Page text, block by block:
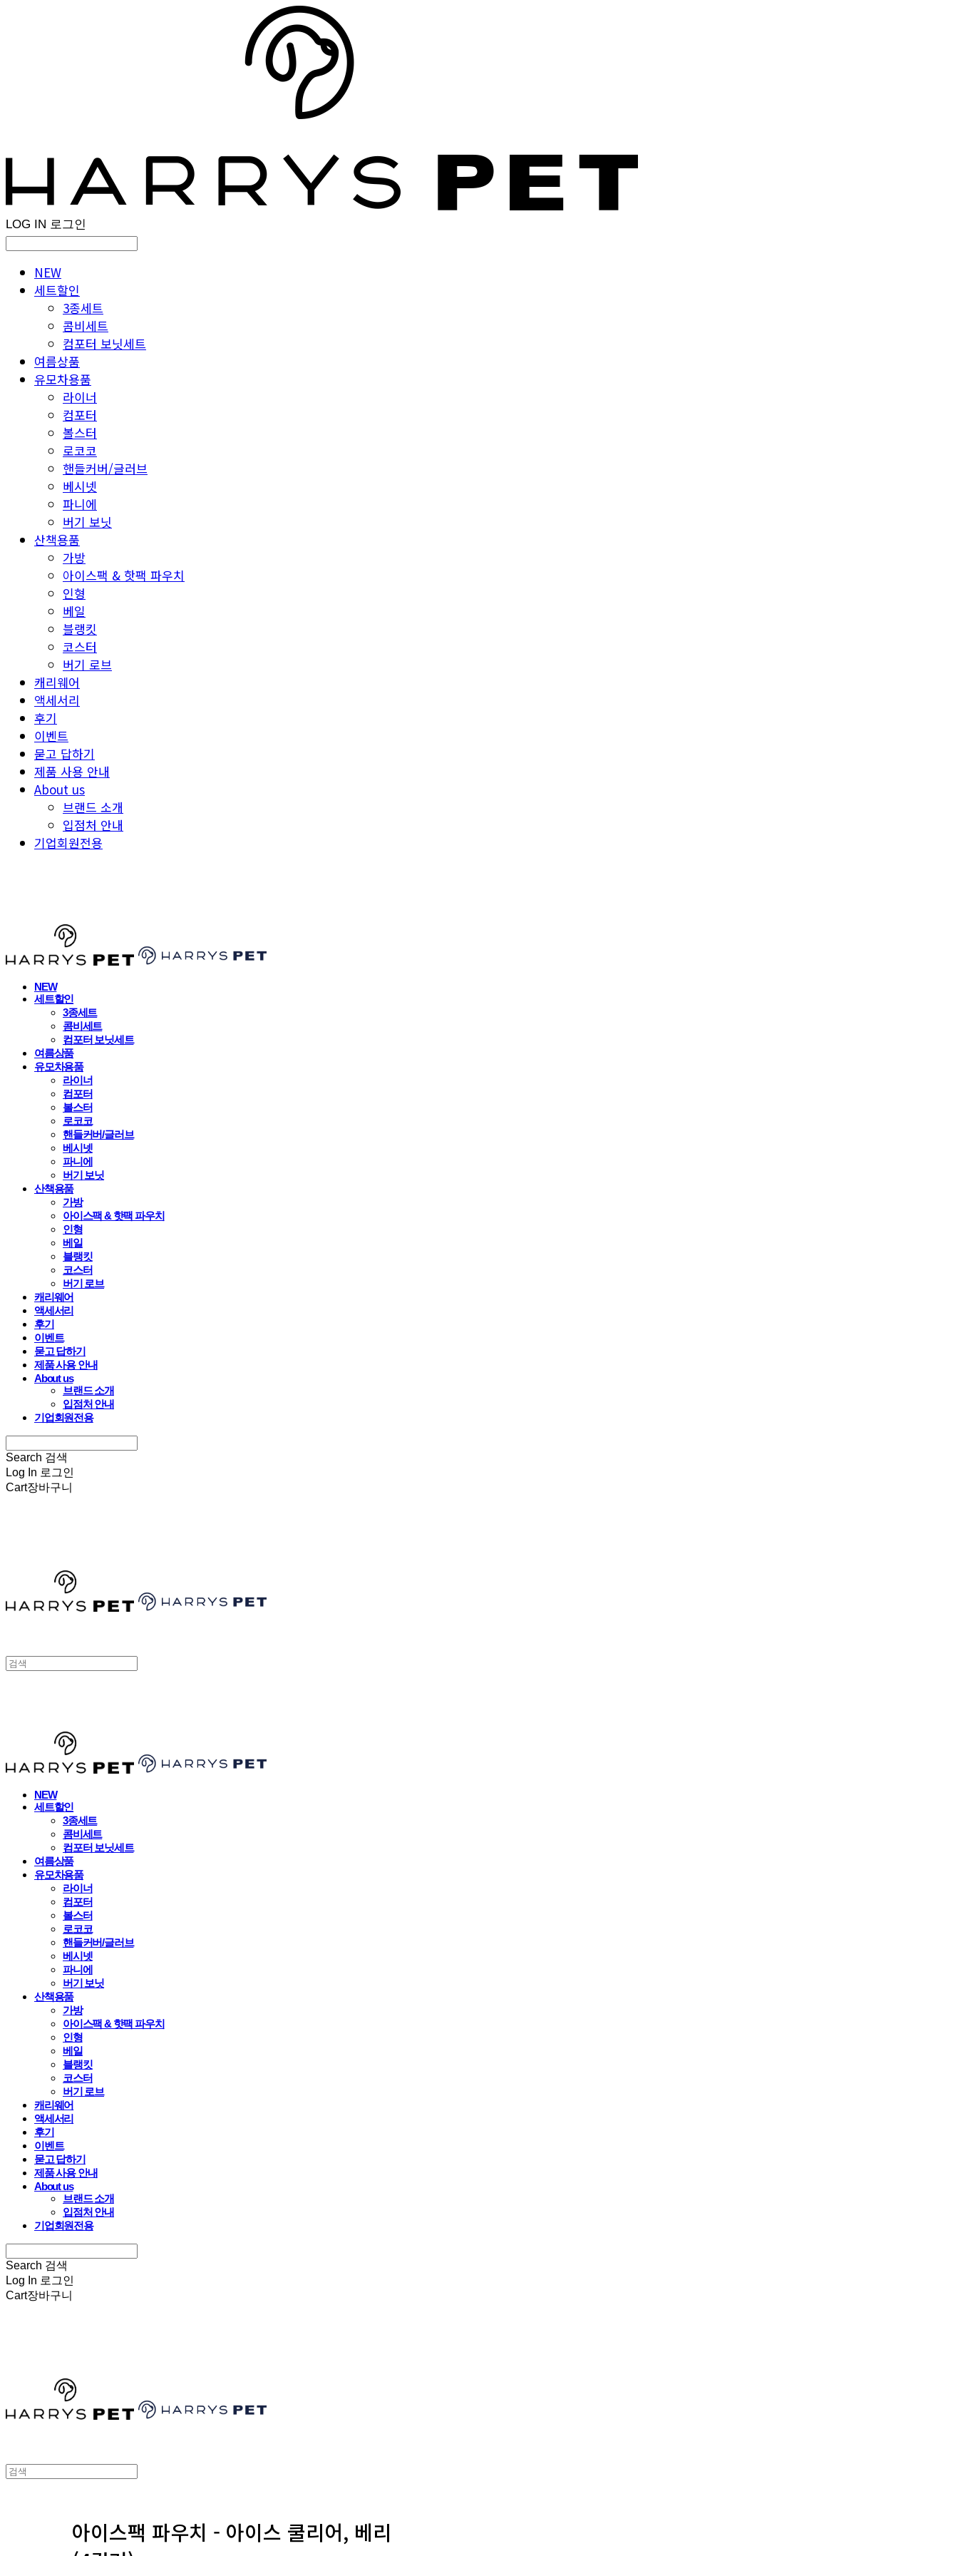
LOG IN 로그인
NEW
세트할인
3종세트
콤비세트
컴포터 보닛세트
여름상품
유모차용품
라이너
컴포터
볼스터
로코코
핸들커버/글러브
베시넷
파니에
버기 보닛
산책용품
가방
아이스팩 & 핫팩 파우치
인형
베일
블랭킷
코스터
버기 로브
캐리웨어
액세서리
후기
이벤트
묻고 답하기
제품 사용 안내
About us
브랜드 소개
입점처 안내
기업회원전용
NEW
세트할인
3종세트
콤비세트
컴포터 보닛세트
여름상품
유모차용품
라이너
컴포터
볼스터
로코코
핸들커버/글러브
베시넷
파니에
버기 보닛
산책용품
가방
아이스팩 & 핫팩 파우치
인형
베일
블랭킷
코스터
버기 로브
캐리웨어
액세서리
후기
이벤트
묻고 답하기
제품 사용 안내
About us
브랜드 소개
입점처 안내
기업회원전용
Search 검색
Log In 로그인
Cart장바구니
NEW
세트할인
3종세트
콤비세트
컴포터 보닛세트
여름상품
유모차용품
라이너
컴포터
볼스터
로코코
핸들커버/글러브
베시넷
파니에
버기 보닛
산책용품
가방
아이스팩 & 핫팩 파우치
인형
베일
블랭킷
코스터
버기 로브
캐리웨어
액세서리
후기
이벤트
묻고 답하기
제품 사용 안내
About us
브랜드 소개
입점처 안내
기업회원전용
Search 검색
Log In 로그인
Cart장바구니
아이스팩 파우치 - 아이스 쿨리어, 베리